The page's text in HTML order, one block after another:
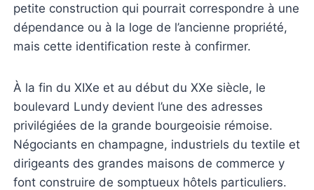
petite construction qui pourrait correspondre à une
dépendance ou à la loge de l’ancienne propriété,
mais cette identification reste à confirmer.
À la fin du XIXe et au début du XXe siècle, le
boulevard Lundy devient l’une des adresses
privilégiées de la grande bourgeoisie rémoise.
Négociants en champagne, industriels du textile et
dirigeants des grandes maisons de commerce y
font construire de somptueux hôtels particuliers.